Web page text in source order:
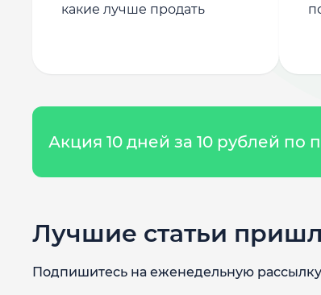
какие лучше продать
Акция 10 дней за 10 рублей по
Лучшие статьи
Подпишитесь на еженедельную